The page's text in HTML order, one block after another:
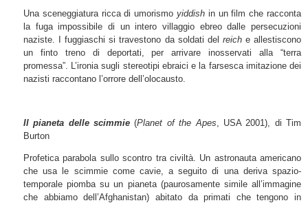
Una sceneggiatura ricca di umorismo yiddish in un film che racconta
la fuga impossibile di un intero villaggio ebreo dalle persecuzioni
naziste. I fuggiaschi si travestono da soldati del reiche allestiscono
un finto treno di deportati, per arrivare inosservati alla “terra
promessa”. L’ironia sugli stereotipi ebraici e la farsesca imitazione dei
nazisti raccontano l’orrore dell’olocausto.
Il pianeta delle scimmie (Planet of the Apes , USA 2001), di Tim
Burton
Profetica parabola sullo scontro tra civiltà. Un astronauta americano
che usa le scimmie come cavie, a seguito di una deriva spazio-
temporale piomba su un pianeta (paurosamente simile all’immagine
che abbiamo dell’Afghanistan) abitato da primati che tengono in